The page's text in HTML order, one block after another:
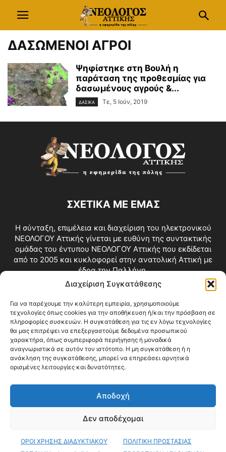
Διαχείριση Συγκατάθεσης
Για να παρέχουμε την καλύτερη εμπειρία, χρησιμοποιούμε
τεχνολογίες όπως cookies για την αποθήκευση ή/και την πρόσβαση σε
πληροφορίες συσκευών. Η συγκατάθεση για τις εν λόγω τεχνολογίες
θα μας επιτρέψει να επεξεργαστούμε δεδομένα προσωπικού
χαρακτήρα, όπως συμπεριφορά περιήγησης ή μοναδικά
αναγνωριστικά σε αυτόν τον ιστότοπο. Η μη συγκατάθεση ή η
ανάκληση της συγκατάθεσης, μπορεί να επηρεάσει αρνητικά
ορισμένες λειτουργίες και δυνατότητες.
Αποδοχή
Δεν αποδέχομαι
ΟΡΟΙ ΧΡΗΣΗΣ ΔΙΑΔΥΚΤΙΑΚΟΥ
ΠΟΛΙΤΙΚΗ ΠΡΟΣΤΑΣΙΑΣ
ΔΑΣΩΜΕΝΟΙ ΑΓΡΟΙ
Ψηφίστηκε στη Βουλή η
παράταση της προθεσμίας για
δασωμένους αγρούς &...
ΔΑΣΙΚΑ Τε, 5 Ιούν, 2019
ΣΧΕΤΙΚΑ ΜΕ ΕΜΑΣ
Η σύνταξη, επιμέλεια και διαχείριση του ηλεκτρονικού
ΝΕΟΛΟΓΟΥ Αττικής γίνεται με ευθύνη της συντακτικής
ομάδας του έντυπου ΝΕΟΛΟΓΟΥ Αττικής που εκδίδεται
από το 2005 και κυκλοφορεί στην ανατολική Αττική με
έδρα την Παλλήνη.
Επικοινωνία:info@neologosattikis.gr
ΑΚΟΛΟΥΘΗΣΕ ΜΑΣ
Videos Όροι Χρήσης
© Copyright 2026 ΝΕΟΛΟΓΟΣ ΑΤΤΙΚΗΣ • All Rights Reserved •